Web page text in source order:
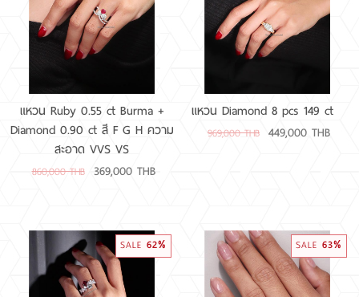
แหวน Ruby 0.55 ct Burma +
Diamond 0.90 ct สี F G H ความ
สะอาด VVS VS
860,000 THB 369,000 THB
แหวน Diamond 8 pcs 149 ct
969,000 THB 449,000 THB
SALE 62% SALE 63%